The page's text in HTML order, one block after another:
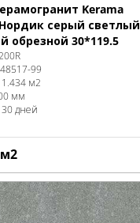
Kerama
серый светлый
обрезной 30*119.5
-99
м2
мм
30 дней
2